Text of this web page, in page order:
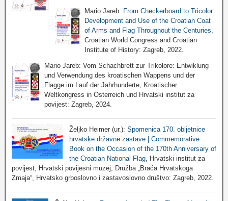
Mario Jareb: From Checkerboard to Tricolor:
Development and Use of the Croatian Coat
of Arms and Flag Throughout the Centuries
Croatian World Congress and Croatian
Institute of History: Zagreb, 2022.
Mario Jareb: Vom Schachbrett zur Trikolore: Entwiklung
und Verwendung des kroatischen Wappens und der
Flagge im Lauf der Jahrhunderte, Kroatischer
Weltkongress in Österreich und Hrvatski institut za
povijest: Zagreb, 2024.
Željko Heimer (ur.): Spomenica 170. obljetnice
hrvatske državne zastave | Commemorative
Book on the Occasion of the 170th Anniversary of
the Croatian National Flag, Hrvatski institut za
povijest, Hrvatski povijesni muzej, Družba „Braća Hrvatskoga
Zmaja“, Hrvatsko grboslovno i zastavoslovno društvo: Zagreb, 2022.